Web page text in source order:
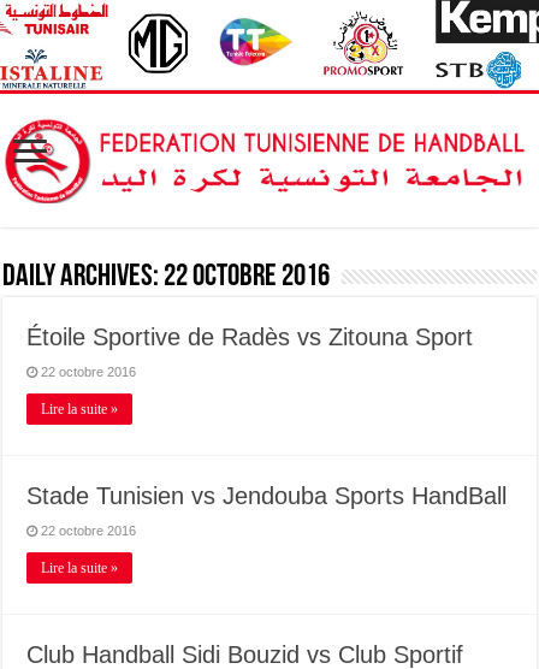
Daily Archives: 22 octobre 2016
Étoile Sportive de Radès vs Zitouna Sport
22 octobre 2016
Lire la suite »
Stade Tunisien vs Jendouba Sports HandBall
22 octobre 2016
Lire la suite »
Club Handball Sidi Bouzid vs Club Sportif